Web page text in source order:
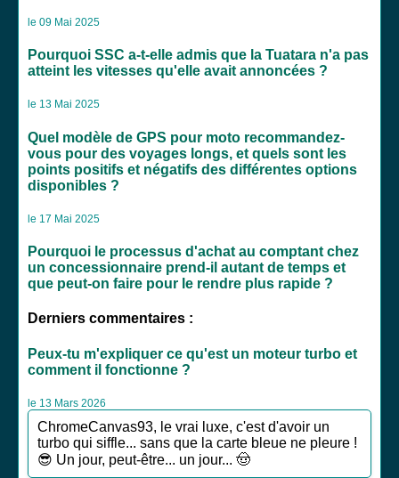
le 09 Mai 2025
Pourquoi SSC a-t-elle admis que la Tuatara n'a pas
atteint les vitesses qu'elle avait annoncées ?
le 13 Mai 2025
Quel modèle de GPS pour moto recommandez-
vous pour des voyages longs, et quels sont les
points positifs et négatifs des différentes options
disponibles ?
le 17 Mai 2025
Pourquoi le processus d'achat au comptant chez
un concessionnaire prend-il autant de temps et
que peut-on faire pour le rendre plus rapide ?
Derniers commentaires :
Peux-tu m'expliquer ce qu'est un moteur turbo et
comment il fonctionne ?
le 13 Mars 2026
ChromeCanvas93, le vrai luxe, c'est d'avoir un
turbo qui siffle... sans que la carte bleue ne pleure !
😎 Un jour, peut-être... un jour... 🤠